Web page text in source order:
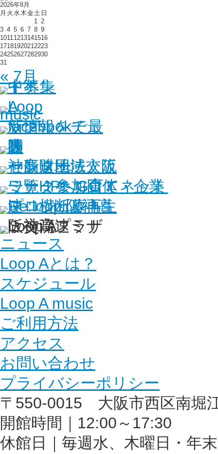
2026年8月
月 火 水 木金土 日
1
2
3 4 5 6 7 8 9
1011 1213141516
1718192021 2223
24252627282930
31
« 7月
ニュース
Loop Aとは？
スケジュール
Loop A music
ご利用方法
アクセス
お問い合わせ
プライバシーポリシー
〒550-0015 大阪市西区南
開館時間｜12:00～17:30
休館日｜毎週水、木曜日・年